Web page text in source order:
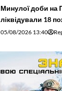
Минулої доби на
ліквідували 18
05/08/2026 13:40